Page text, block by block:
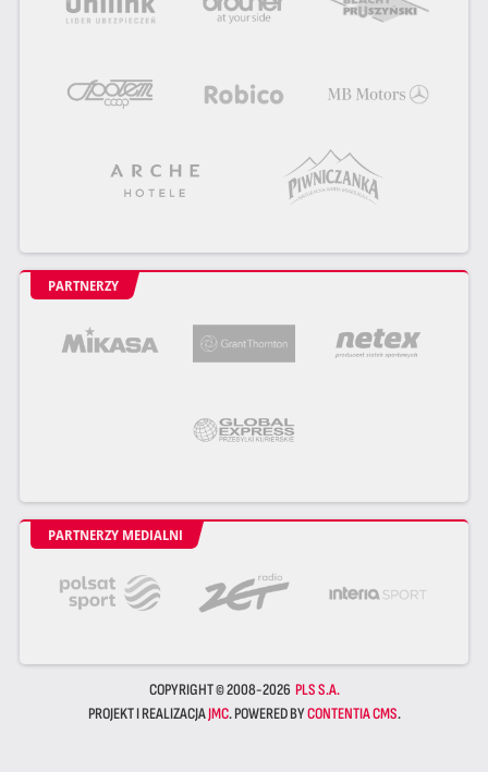
PARTNERZY
PARTNERZY MEDIALNI
COPYRIGHT © 2008-2026 PLS S.A.
PROJEKT I REALIZACJAJMC. POWERED BYCONTENTIA CMS.